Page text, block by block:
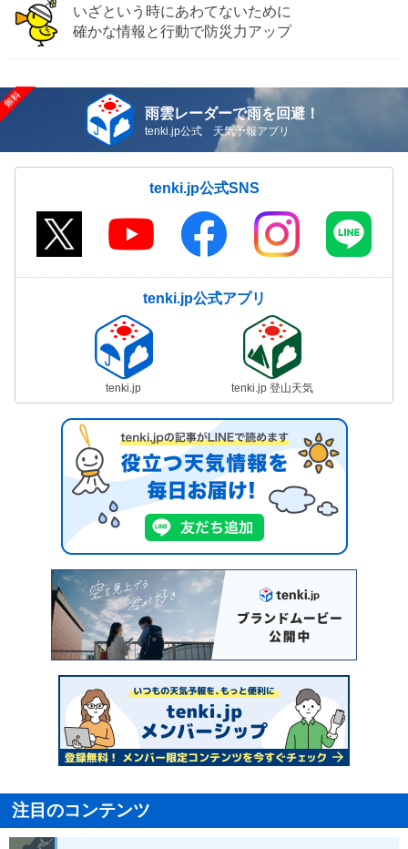
いざという時にあわてないために
確かな情報と行動で防災力アップ
雨雲レーダーで雨を回避！
tenki.jp公式 天気予報アプリ
tenki.jp公式SNS
tenki.jp公式アプリ
tenki.jp tenki.jp 登山天気
注目のコンテンツ